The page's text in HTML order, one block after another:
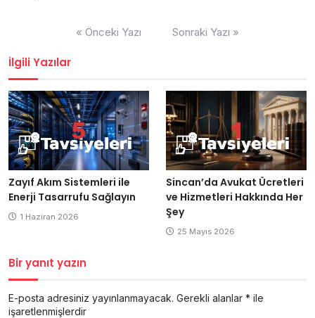
« Önceki Yazı Sonraki Yazı »
İlgili Yazılar
Zayıf Akım Sistemleri ile
Enerji Tasarrufu Sağlayın
1 Haziran 2026
Sincan’da Avukat Ücretleri
ve Hizmetleri Hakkında Her
Şey
25 Mayıs 2026
Bir yanıt yazın
E-posta adresiniz yayınlanmayacak. Gerekli alanlar * ile
işaretlenmişlerdir